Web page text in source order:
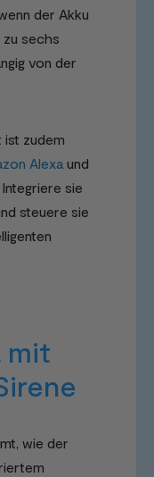
der Akku
zu sechs
von der
ist zudem
Alexa und
sie
steuere sie
mit
wie der